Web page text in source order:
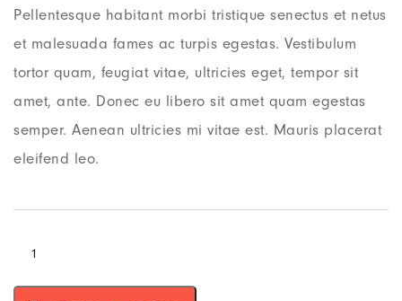
Pellentesque habitant morbi tristique senectus et netus
et malesuada fames ac turpis egestas. Vestibulum
tortor quam, feugiat vitae, ultricies eget, tempor sit
amet, ante. Donec eu libero sit amet quam egestas
semper. Aenean ultricies mi vitae est. Mauris placerat
eleifend leo.